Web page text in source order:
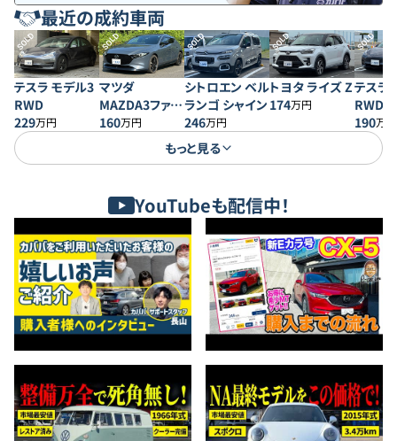
最近の成約車両
SOLD
テスラ モデル3
RWD
229万円
SOLD
マツダ
MAZDA3ファス
トバック 20S プ
ロアクティブ
160万円
SOLD
シトロエン ベル
ランゴ シャイン
246万円
SOLD
トヨタ ライズ Z
174万円
SOLD
テスラ
RWD
190万円
もっと見る
YouTubeも配信中！